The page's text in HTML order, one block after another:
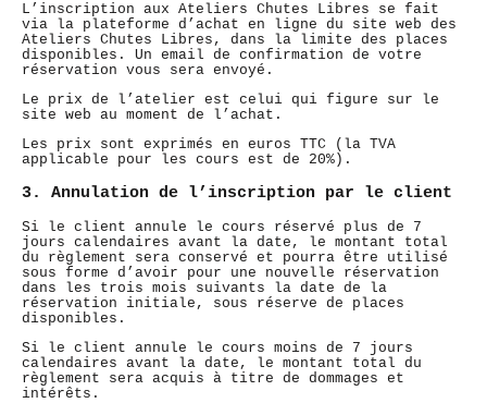
L’inscription aux Ateliers Chutes Libres se fait
via la plateforme d’achat en ligne du site web des
Ateliers Chutes Libres, dans la limite des places
disponibles. Un email de confirmation de votre
réservation vous sera envoyé.
Le prix de l’atelier est celui qui figure sur le
site web au moment de l’achat.
Les prix sont exprimés en euros TTC (la TVA
applicable pour les cours est de 20%).
3. Annulation de l’inscription par le client
Si le client annule le cours réservé plus de 7
jours calendaires avant la date, le montant total
du règlement sera conservé et pourra être utilisé
sous forme d’avoir pour une nouvelle réservation
dans les trois mois suivants la date de la
réservation initiale, sous réserve de places
disponibles.
Si le client annule le cours moins de 7 jours
calendaires avant la date, le montant total du
règlement sera acquis à titre de dommages et
intérêts.